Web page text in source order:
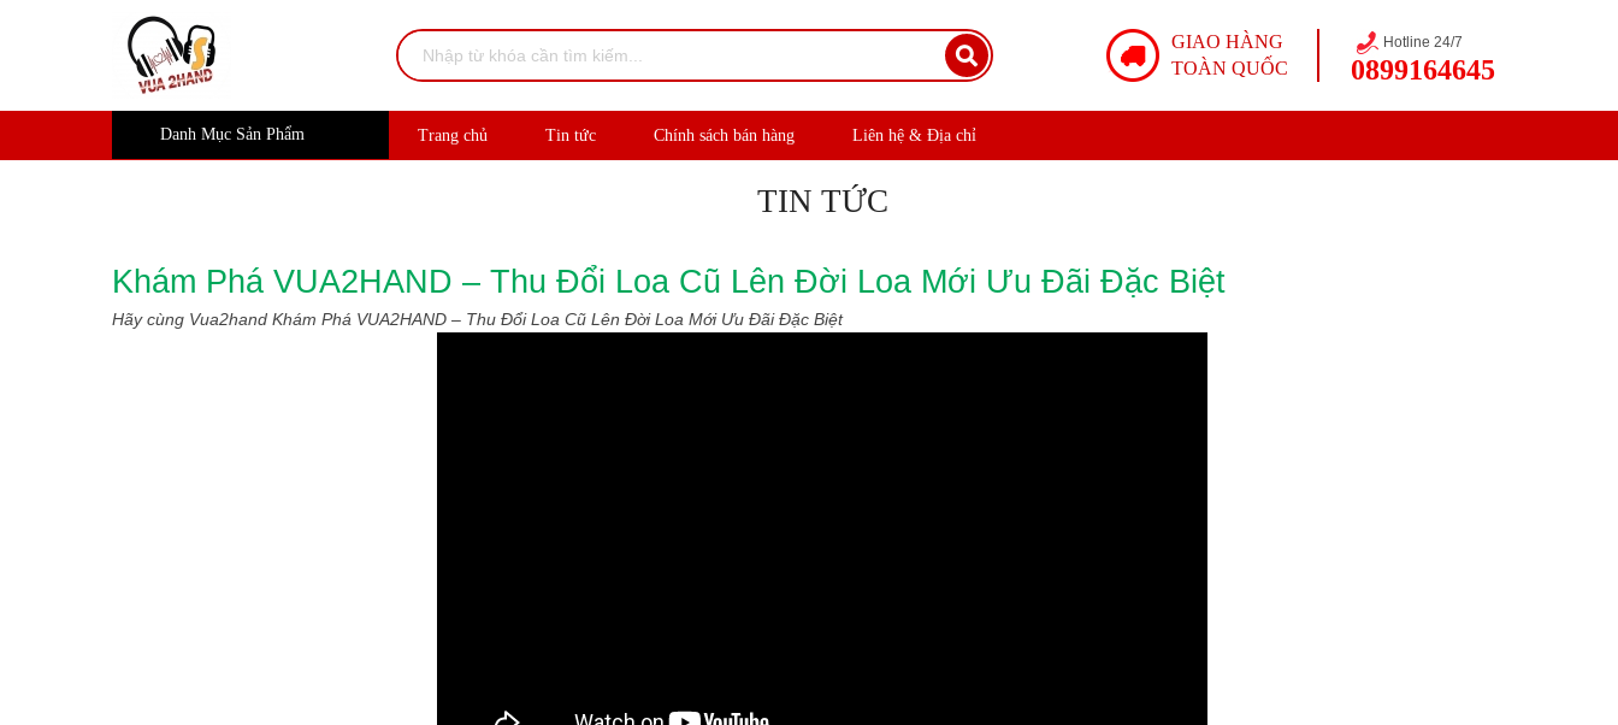
GIAO HÀNG
TOÀN QUỐC
Hotline 24/7
0899164645
Trang chủ Tin tức Chính sách bán hàng Liên hệ & Địa chỉ
Danh Mục Sản Phẩm
TIN TỨC
Khám Phá VUA2HAND – Thu Đổi Loa Cũ Lên Đời Loa Mới Ưu Đãi Đặc Biệt
Hãy cùng Vua2hand Khám Phá VUA2HAND – Thu Đổi Loa Cũ Lên Đời Loa Mới Ưu Đãi Đặc Biệt